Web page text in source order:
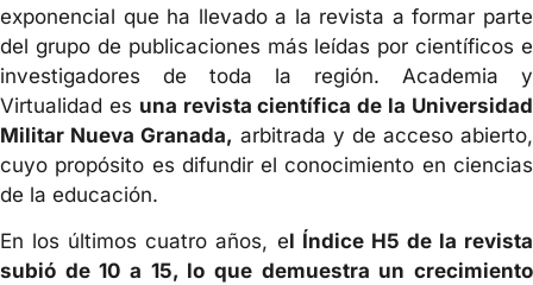
exponencial que ha llevado a la revista a formar parte
del grupo de publicaciones más leídas por científicos e
investigadores de toda la región. Academia y
Virtualidad es una revista científica de la Universidad
Militar Nueva Granada, arbitrada y de acceso abierto,
cuyo propósito es difundir el conocimiento en ciencias
de la educación.
En los últimos cuatro años, el Índice H5 de la revista
subió de 10 a 15, lo que demuestra un crecimiento